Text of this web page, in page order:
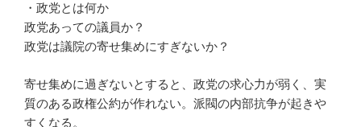
・政党とは何か
政党あっての議員か？
政党は議院の寄せ集めにすぎないか？
寄せ集めに過ぎないとすると、政党の求心力が弱く、実
質のある政権公約が作れない。派閥の内部抗争が起きや
すくなる。